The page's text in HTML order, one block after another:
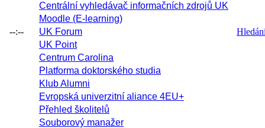
--:--
Centrální vyhledávač informačních zdrojů UK
Moodle (E-learning)
UK Forum
UK Point
Centrum Carolina
Platforma doktorského studia
Klub Alumni
Evropská univerzitní aliance 4EU+
Přehled školitelů
Souborový manažer